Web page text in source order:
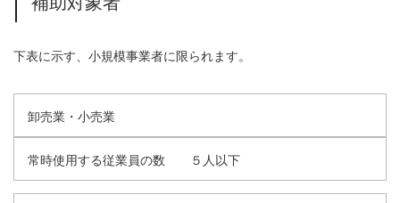
下表に示す、小規模事業者に限られます。
卸売業・小売業
常時使用する従業員の数 ５人以下